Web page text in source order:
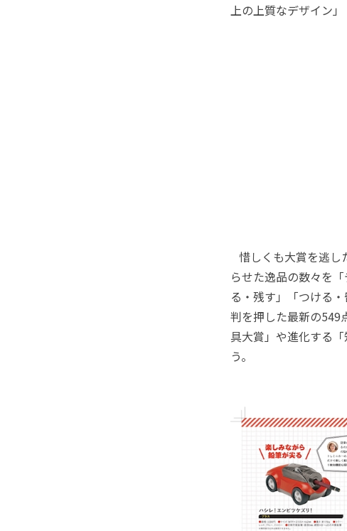
上の上質なデザイン
惜しくも大賞を逃し
らせた逸品の数々を
る・残す」「つける
判を押した最新の549
具大賞」や進化する
う。